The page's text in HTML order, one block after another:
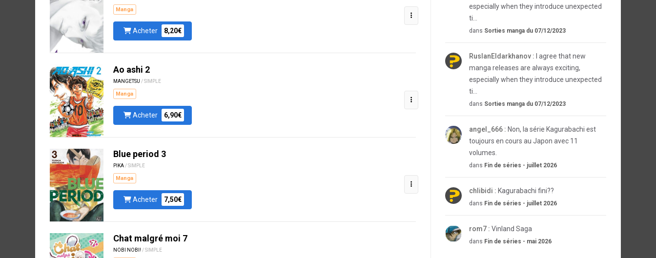
Manga
Acheter 8,20€
Ao ashi 2
MANGETSU / SIMPLE
Manga
Acheter 6,90€
Blue period 3
PIKA / SIMPLE
Manga
Acheter 7,50€
Chat malgré moi 7
NOBI NOBI! / SIMPLE
especially when they introduce unexpected
ti...
dans Sorties manga du 07/12/2023
RuslanEldarkhanov :
I agree that new
manga releases are always exciting,
especially when they introduce unexpected
ti...
dans Sorties manga du 07/12/2023
angel_666 : Non, la série Kagurabachi est
toujours en cours au Japon avec 11
volumes.
dans Fin de séries - juillet 2026
chlibidi : Kagurabachi fini??
dans Fin de séries - juillet 2026
rom7 : Vinland Saga
dans Fin de séries - mai 2026